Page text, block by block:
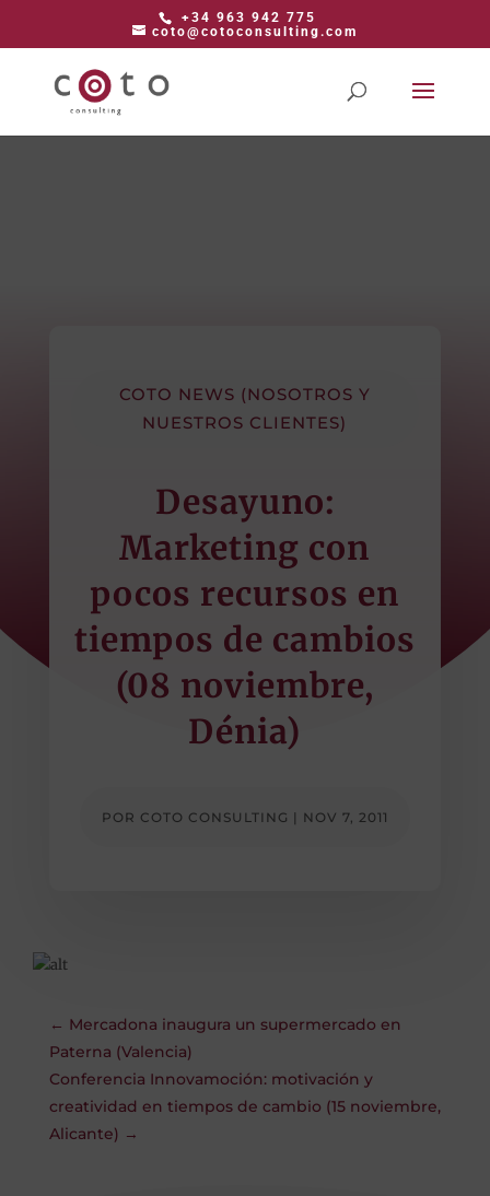
+34 963 942 775
coto@cotoconsulting.com
COTO NEWS (NOSOTROS Y
NUESTROS CLIENTES)
Desayuno:
Marketing con
pocos recursos en
tiempos de cambios
(08 noviembre,
Dénia)
POR COTO CONSULTING | NOV 7, 2011
← Mercadona inaugura un supermercado en
Paterna (Valencia)
Conferencia Innovamoción: motivación y
creatividad en tiempos de cambio (15 noviembre,
Alicante) →